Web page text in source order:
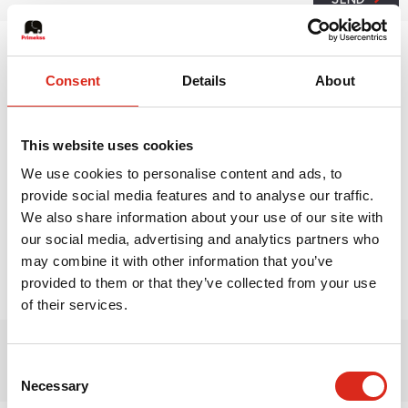
Consent Details About
This website uses cookies
We use cookies to personalise content and ads, to
provide social media features and to analyse our traffic.
We also share information about your use of our site with
our social media, advertising and analytics partners who
may combine it with other information that you’ve
provided to them or that they’ve collected from your use
of their services.
Selection
Necessary
Primekss Stammsitz
+371 26461021
info@primekss.com
Auf der Landkarte anzeigen
76 Gustava Zemgala gatve,
Rīga, LV - 1039,
Latvia